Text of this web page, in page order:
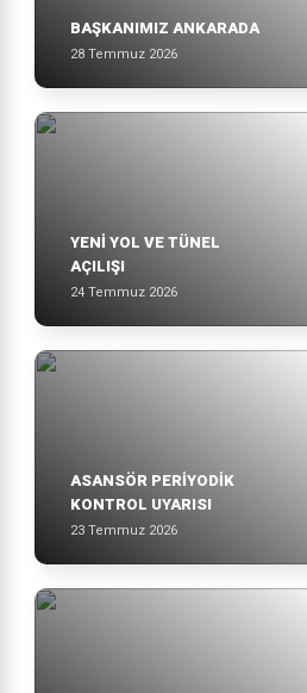
BAŞKANIMIZ ANKARADA
28 Temmuz 2026
YENİ YOL VE TÜNEL
AÇILIŞI
24 Temmuz 2026
ASANSÖR PERİYODİK
KONTROL UYARISI
23 Temmuz 2026